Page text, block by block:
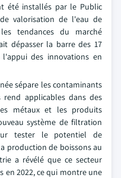
été installés par le Public
valorisation de l'eau de
tendances du marché
dépasser la barre des 17
des innovations en
sépare les contaminants
applicables dans des
métaux et les produits
système de filtration
tester le potentiel de
production de boissons au
a révélé que ce secteur
en 2022, ce qui montre une